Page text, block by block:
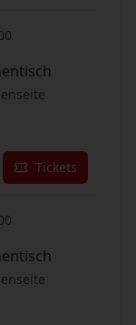
Tickets